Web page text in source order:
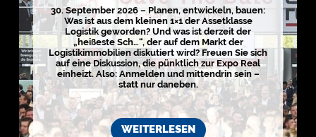
s
t
i
k
r
e
g
i
o
n
e
n
30. September 2026 – Planen, entwickeln, bauen:
Was ist aus dem kleinen 1×1 der Assetklasse
Logistik geworden? Und was ist derzeit der
„heißeste Sch…“, der auf dem Markt der
Logistikimmobilien diskutiert wird? Freuen Sie sich
auf eine Diskussion, die pünktlich zur Expo Real
einheizt. Also: Anmelden und mittendrin sein –
statt nur daneben.
WEITERLESEN